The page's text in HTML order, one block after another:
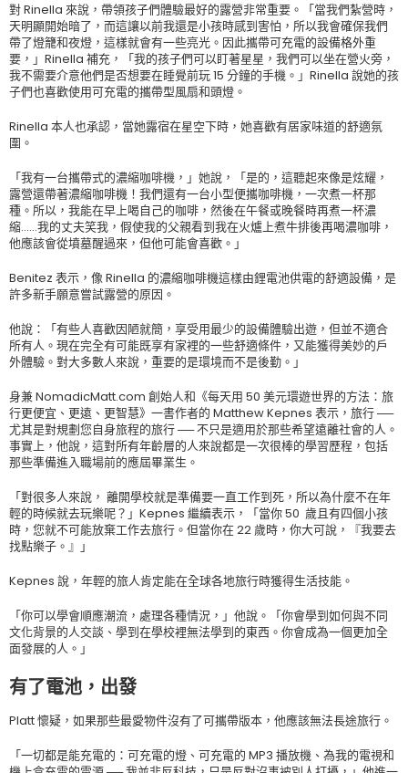
對 Rinella 來說，帶領孩子們體驗最好的露營非常重要。「當我們紮營時，
天明顯開始暗了，而這讓以前我還是小孩時感到害怕，所以我會確保我們
帶了燈籠和夜燈，這樣就會有一些亮光。因此攜帶可充電的設備格外重
要，」Rinella 補充，「我的孩子們可以盯著星星，我們可以坐在營火旁，
我不需要介意他們是否想要在睡覺前玩 15 分鐘的手機。」Rinella 說她的孩
子們也喜歡使用可充電的攜帶型風扇和頭燈。
Rinella 本人也承認，當她露宿在星空下時，她喜歡有居家味道的舒適氛
圍。
「我有一台攜帶式的濃縮咖啡機，」她說，「是的，這聽起來像是炫耀，
露營還帶著濃縮咖啡機！我們還有一台小型便攜咖啡機，一次煮一杯那
種。所以，我能在早上喝自己的咖啡，然後在午餐或晚餐時再煮一杯濃
縮……我的丈夫笑我，假使我的父親看到我在火爐上煮牛排後再喝濃咖啡，
他應該會從墳墓醒過來，但他可能會喜歡。」
Benitez 表示，像 Rinella 的濃縮咖啡機這樣由鋰電池供電的舒適設備，是
許多新手願意嘗試露營的原因。
他說：「有些人喜歡因陋就簡，享受用最少的設備體驗出遊，但並不適合
所有人。現在完全有可能既享有家裡的一些舒適條件，又能獲得美妙的戶
外體驗。對大多數人來說，重要的是環境而不是後勤。」
身兼 NomadicMatt.com 創始人和《每天用 50 美元環遊世界的方法：旅
行更便宜、更遠、更智慧》一書作者的 Matthew Kepnes 表示，旅行 ──
尤其是對規劃您自身旅程的旅行 ── 不只是適用於那些希望遠離社會的人。
事實上，他說，這對所有年齡層的人來說都是一次很棒的學習歷程，包括
那些準備進入職場前的應屆畢業生。
「對很多人來說， 離開學校就是準備要一直工作到死，所以為什麼不在年
輕的時候就去玩樂呢？」Kepnes 繼續表示，「當你 50 歲且有四個小孩
時，您就不可能放棄工作去旅行。但當你在 22 歲時，你大可說，『我要去
找點樂子。』」
Kepnes 說，年輕的旅人肯定能在全球各地旅行時獲得生活技能。
「你可以學會順應潮流，處理各種情況，」他說。「你會學到如何與不同
文化背景的人交談、學到在學校裡無法學到的東西。你會成為一個更加全
面發展的人。」
有了電池，出發
Platt 懷疑，如果那些最愛物件沒有了可攜帶版本，他應該無法長途旅行。
「一切都是能充電的：可充電的燈、可充電的 MP3 播放機、為我的電視和